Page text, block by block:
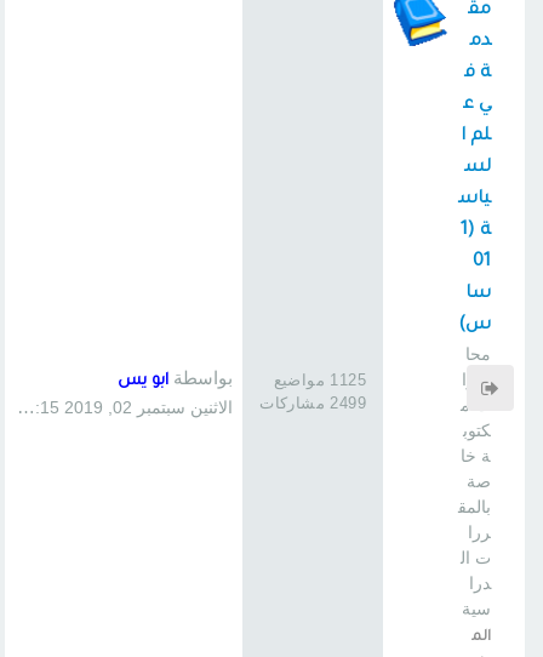
مق
دم
ة ف
ي ع
لم ا
لس
ياس
ة (1
01
سا
س)
محا
ضرا
ت م
كتوب
ة خا
صة
بالمق
ررا
ت ال
درا
سية
الم
1125 مواضيع
2499 مشاركات
بواسطة ابو يس
الاثنين سبتمبر 02, 2019 1:15 pm